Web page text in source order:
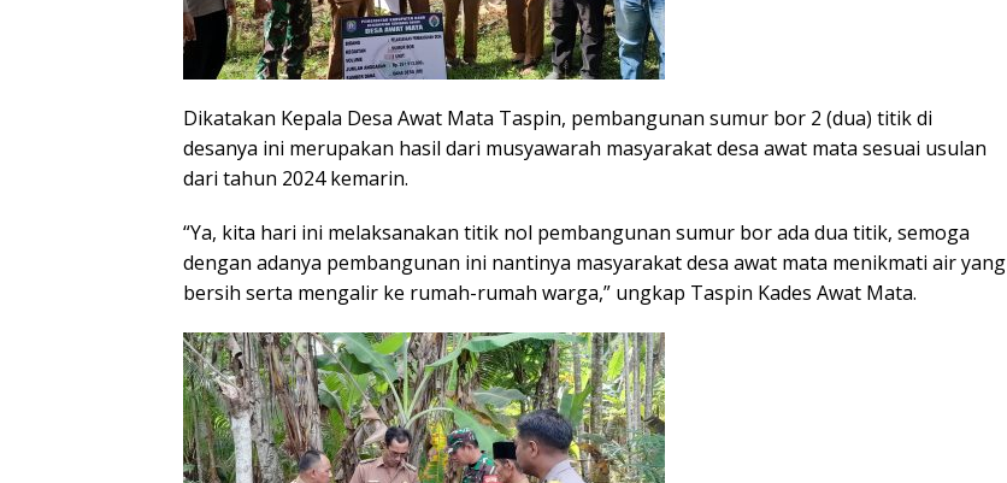
Dikatakan Kepala Desa Awat Mata Taspin, pembangunan sumur bor 2 (dua) titik di
desanya ini merupakan hasil dari musyawarah masyarakat desa awat mata sesuai usulan
dari tahun 2024 kemarin.
“Ya, kita hari ini melaksanakan titik nol pembangunan sumur bor ada dua titik, semoga
dengan adanya pembangunan ini nantinya masyarakat desa awat mata menikmati air yang
bersih serta mengalir ke rumah-rumah warga,” ungkap Taspin Kades Awat Mata.